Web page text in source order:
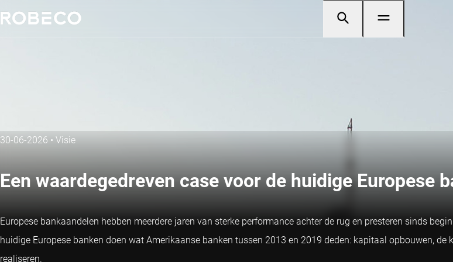
30-06-2026 • Visie
Een waardegedreven case voor de huidige Europese
Europese bankaandelen hebben meerdere jaren van sterke performance achter de rug en presteren sinds
huidige Europese banken doen wat Amerikaanse banken tussen 2013 en 2019 deden: kapitaal opbouwen,
realiseren.